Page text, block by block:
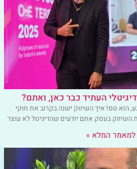
העתיד כבר כאן, ואתם?
הוא טס! איך השיווק ישנה בקרוב את חוקי
בעסק אתם יודעים שהדיגיטל לא עוצר
למאמר המלא »